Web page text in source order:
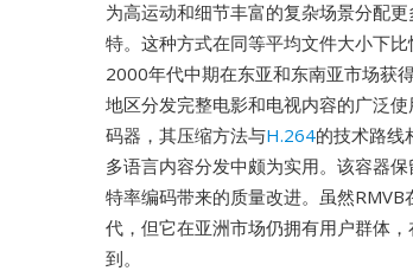
为高运动和细节丰富的复杂场景分配
特。这种方式在同等平均文件大小下
2000年代中期在东亚和东南亚市场获
地区分发完整电影和电视内容的广泛
码器，其压缩方法与H.264的技术路线
多语言内容分发中颇为实用。该容器
特率编码带来的质量改进。虽然
代，但它在亚洲市场仍拥有用户群体
到。